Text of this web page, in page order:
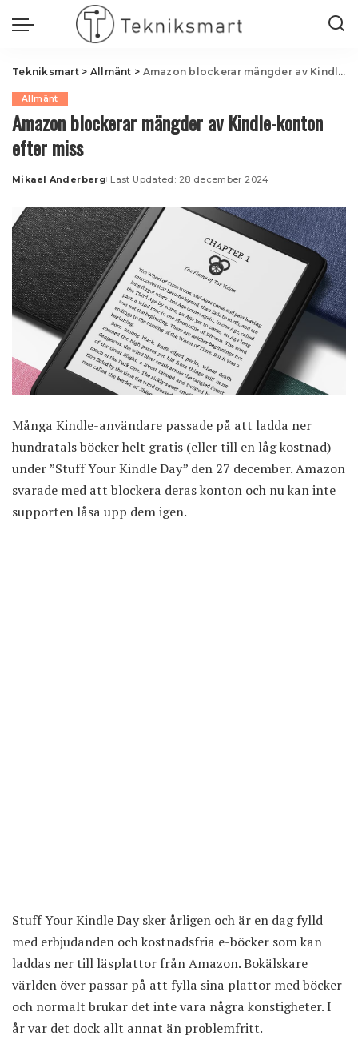
Tekniksmart> Allmänt > Amazon blockerar mängder av Kindle-konton efter miss
Allmänt
Amazon blockerar mängder av Kindle-konton
efter miss
Posted
Mikael Anderberg Last Updated: 28 december 2024
Många Kindle-användare passade på att ladda ner
hundratals böcker helt gratis (eller till en låg kostnad)
under ”Stuff Your Kindle Day” den 27 december. Amazon
svarade med att blockera deras konton och nu kan inte
supporten låsa upp dem igen.
Stuff Your Kindle Day sker årligen och är en dag fylld
med erbjudanden och kostnadsfria e-böcker som kan
laddas ner till läsplattor från Amazon. Bokälskare
världen över passar på att fylla sina plattor med böcker
och normalt brukar det inte vara några konstigheter. I
år var det dock allt annat än problemfritt.